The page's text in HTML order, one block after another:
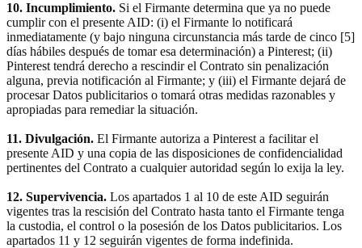
10. Incumplimiento. Si el Firmante determina que ya no puede
cumplir con el presente AID: (i) el Firmante lo notificará
inmediatamente (y bajo ninguna circunstancia más tarde de cinco [5]
días hábiles después de tomar esa determinación) a Pinterest; (ii)
Pinterest tendrá derecho a rescindir el Contrato sin penalización
alguna, previa notificación al Firmante; y (iii) el Firmante dejará de
procesar Datos publicitarios o tomará otras medidas razonables y
apropiadas para remediar la situación.
11. Divulgación. El Firmante autoriza a Pinterest a facilitar el
presente AID y una copia de las disposiciones de confidencialidad
pertinentes del Contrato a cualquier autoridad según lo exija la ley.
12. Supervivencia. Los apartados 1 al 10 de este AID seguirán
vigentes tras la rescisión del Contrato hasta tanto el Firmante tenga
la custodia, el control o la posesión de los Datos publicitarios. Los
apartados 11 y 12 seguirán vigentes de forma indefinida.